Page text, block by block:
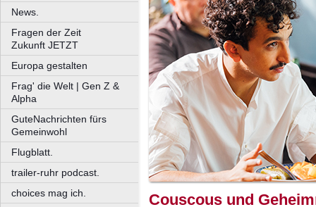
News.
Fragen der Zeit
Zukunft JETZT
Europa gestalten
Frag' die Welt | Gen Z &
Alpha
GuteNachrichten fürs
Gemeinwohl
Flugblatt.
trailer-ruhr podcast.
choices mag ich.
Couscous und